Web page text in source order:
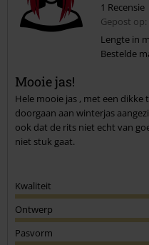
1 Recensie
Gepost
Lengte in
Bestelde
Mooie jas!
Hele mooie jas , met een
doorgaan aan winterjas
ook dat de rits niet echt van
niet stuk gaat.
Kwaliteit
Ontwerp
Pasvorm